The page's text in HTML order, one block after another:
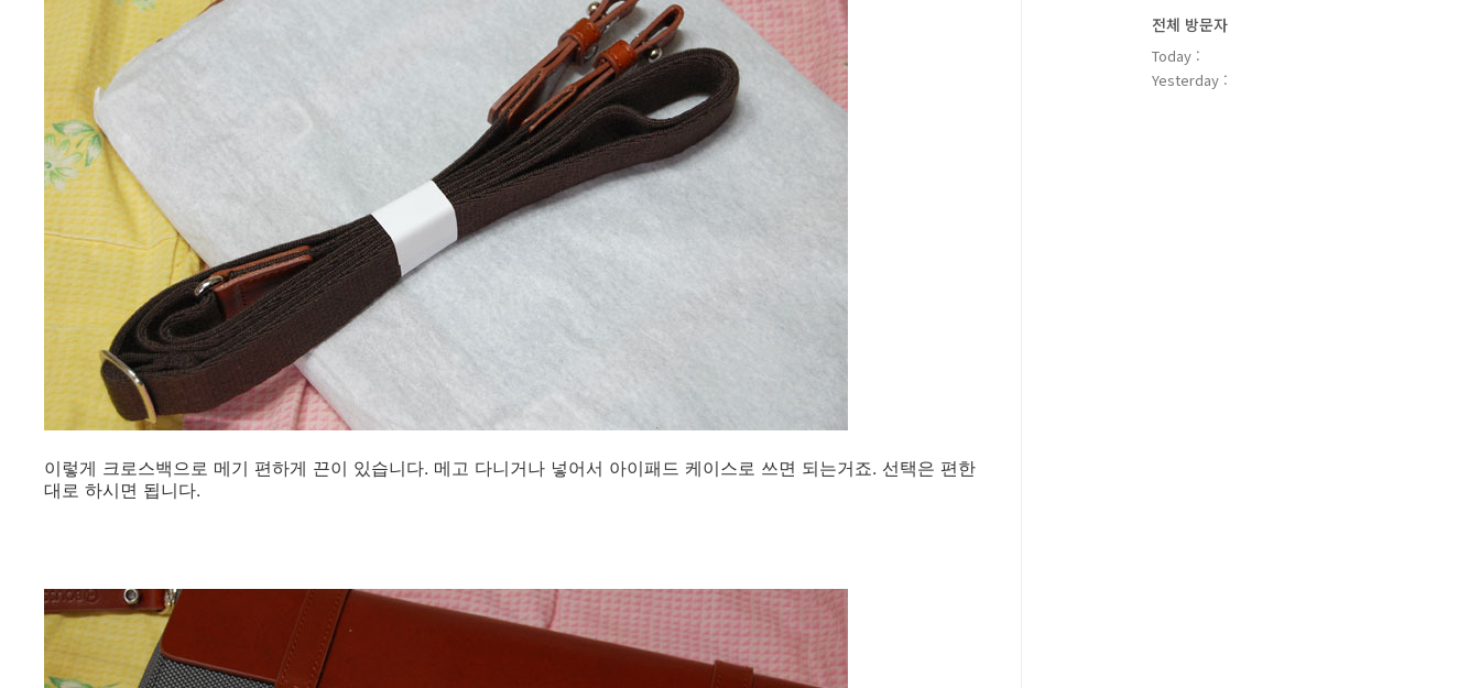
이렇게 크로스백으로 메기 편하게 끈이 있습니다. 메고 다니거나 넣어서 아이패드 케이스로 쓰면 되는거죠. 선택은 편한
대로 하시면 됩니다.
전체 방문자
Today :
Yesterday :